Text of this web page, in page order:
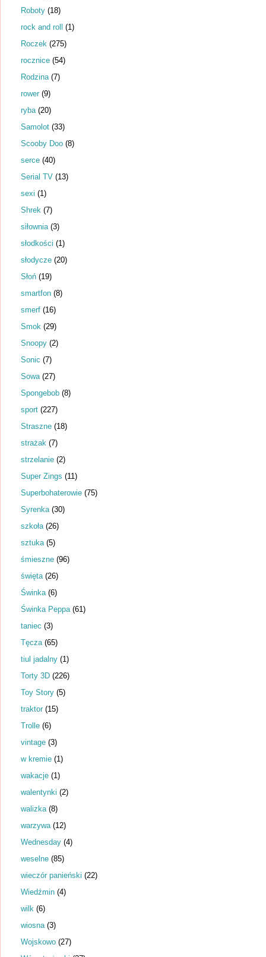
Roboty (18)
rock and roll (1)
Roczek (275)
rocznice (54)
Rodzina (7)
rower (9)
ryba (20)
Samolot (33)
Scooby Doo (8)
serce (40)
Serial TV (13)
sexi (1)
Shrek (7)
siłownia (3)
słodkości (1)
słodycze (20)
Słoń (19)
smartfon (8)
smerf (16)
Smok (29)
Snoopy (2)
Sonic (7)
Sowa (27)
Spongebob (8)
sport (227)
Straszne (18)
strażak (7)
strzelanie (2)
Super Zings (11)
Superbohaterowie (75)
Syrenka (30)
szkoła (26)
sztuka (5)
śmieszne (96)
święta (26)
Świnka (6)
Świnka Peppa (61)
taniec (3)
Tęcza (65)
tiul jadalny (1)
Torty 3D (226)
Toy Story (5)
traktor (15)
Trolle (6)
vintage (3)
w kremie (1)
wakacje (1)
walentynki (2)
walizka (8)
warzywa (12)
Wednesday (4)
weselne (85)
wieczór panieński (22)
Wiedźmin (4)
wilk (6)
wiosna (3)
Wojskowo (27)